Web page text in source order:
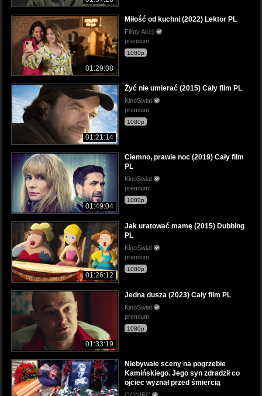
01:29:08
Miłość od kuchni (2022) Lektor PL
Filmy Akcji
premium
1080p
01:21:14
Żyć nie umierać (2015) Cały film PL
KinoSwiat
premium
1080p
01:49:04
Ciemno, prawie noc (2019) Cały film
PL
KinoSwiat
premium
1080p
01:26:12
Jak uratować mamę (2015) Dubbing
PL
KinoSwiat
premium
1080p
01:33:19
Jedna dusza (2023) Cały film PL
KinoSwiat
premium
1080p
Niebywałe sceny na pogrzebie
Kamińskiego. Jego syn zdradził co
ojciec wyznał przed śmiercią